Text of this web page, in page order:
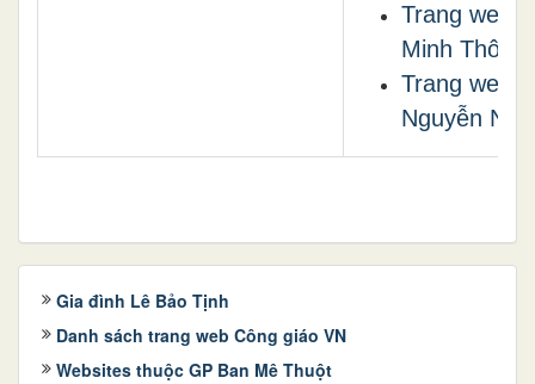
Trang web
Minh Thông
Trang web
Nguyễn
Gia đình Lê Bảo Tịnh
Danh sách trang web Công giáo VN
Websites thuộc GP Ban Mê Thuột